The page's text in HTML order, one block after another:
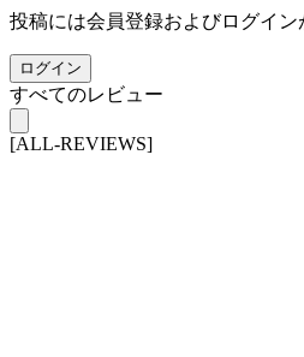
投稿には会員登録およびログイン
ログイン
すべてのレビュー
[ALL-REVIEWS]